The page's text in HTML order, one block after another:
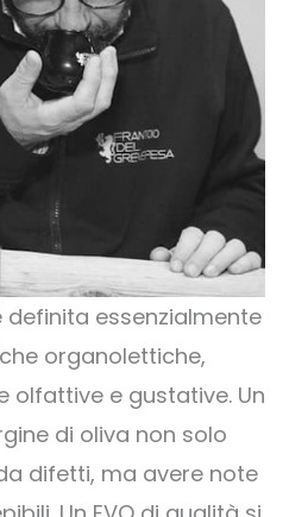
definita essenzialmente
organolettiche,
olfattive e gustative. Un
di oliva non solo
difetti, ma avere note